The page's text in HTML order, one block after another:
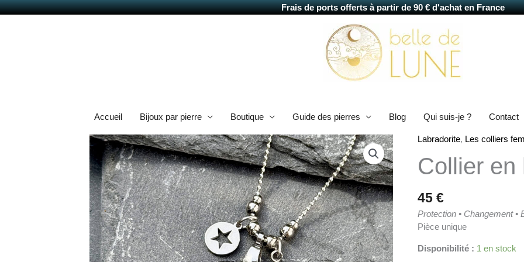
Frais de ports offerts à partir de 90 € d'achat en France
Aller
Accueil Bijoux par pierre Boutique Guide des pierres Blog Qui suis-je ? Contact
Labradorite, Les colliers
Collier en
45 €
Protection • Changement •
Pièce unique
Disponibilité : 1 en stock
quantité
Collier
labradorite
Dani